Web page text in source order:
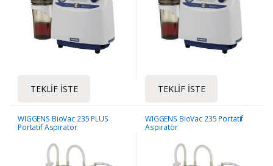
TEKLIF İSTE TEKLIF İSTE
WIGGENS BioVac 235 PLUS
Portatif Aspiratör
WIGGENS BioVac 235 Portatif
Aspiratör